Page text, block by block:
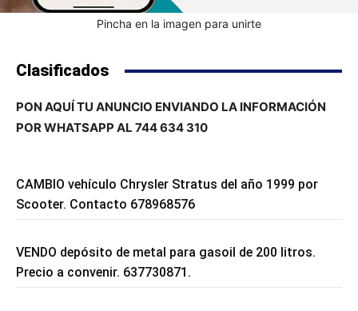
Pincha en la imagen para unirte
Clasificados
PON AQUÍ TU ANUNCIO ENVIANDO LA INFORMACIÓN
POR WHATSAPP AL 744 634 310
CAMBIO vehículo Chrysler Stratus del año 1999 por
Scooter. Contacto 678968576
VENDO depósito de metal para gasoil de 200 litros.
Precio a convenir. 637730871.